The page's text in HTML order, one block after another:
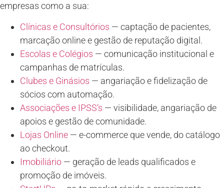
empresas como a sua:
Clínicas e Consultórios — captação de pacientes,
marcação online e gestão de reputação digital.
Escolas e Colégios — comunicação institucional e
campanhas de matrículas.
Clubes e Ginásios — angariação e fidelização de
sócios com automação.
Associações e IPSS’s — visibilidade, angariação de
apoios e gestão de comunidade.
Lojas Online — e-commerce que vende, do catálogo
ao checkout.
Imobiliário — geração de leads qualificados e
promoção de imóveis.